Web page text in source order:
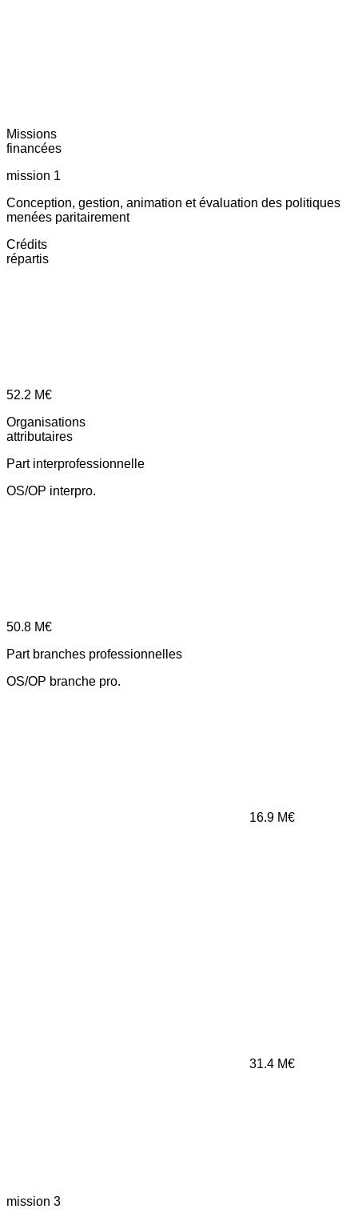
Missions
financées
mission 1
Conception, gestion, animation et évaluation des politiques
menées paritairement
Crédits
répartis
52.2 M€
Organisations
attributaires
Part interprofessionnelle
OS/OP interpro.
50.8 M€
Part branches professionnelles
OS/OP branche pro.
16.9 M€
31.4 M€
mission 3